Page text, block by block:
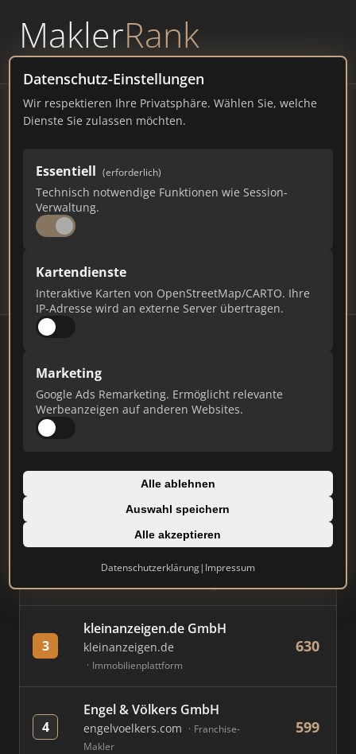
MaklerRank
powered byWAVEPOINT
Datenschutz-Einstellungen
Wir respektieren Ihre Privatsphäre. Wählen Sie, welche
Dienste Sie zulassen möchten.
Essentiell (erforderlich)
Technisch notwendige Funktionen wie Session-
Verwaltung.
Kartendienste
Interaktive Karten von OpenStreetMap/CARTO. Ihre
IP-Adresse wird an externe Server übertragen.
Marketing
Google Ads Remarketing. Ermöglicht relevante
Werbeanzeigen auf anderen Websites.
Alle ablehnen
Auswahl speichern
Alle akzeptieren
Datenschutzerklärung| Impressum
Immobilienmakler
Hallbergmoos – Ranking Juli
2026
BAYERN8.363 EINWOHNER
78
Makler Makler-Keywords
Stand: Juli 2026
#
Immobilien Scout GmbH
immobilienscout24.de
AVIV Germany GmbH
3
kleinanzeigen.de GmbH
kleinanzeigen.de
Immobilienplattform
630
4
Engel & Völkers GmbH
engelvoelkers.com
Franchise-
Makler
599